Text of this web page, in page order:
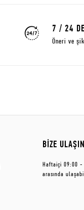
7 / 24
Öneri ve
BİZE ULAŞIN
Haftaiçi 09:00
arasında